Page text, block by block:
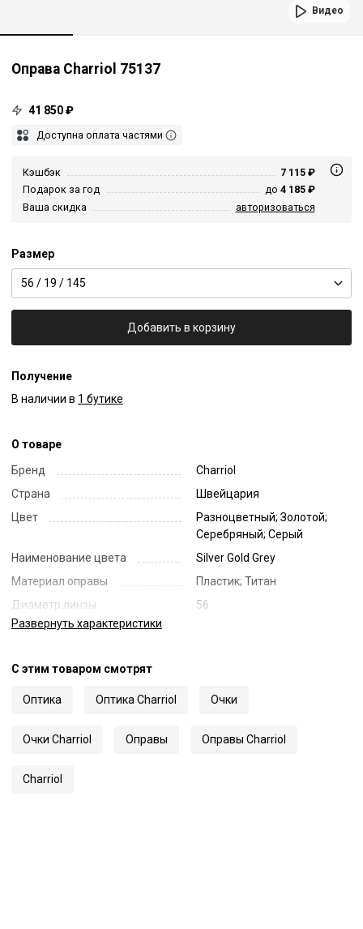
Видео
Оправа Charriol 75137
41 850 ₽
Доступна оплата частями
Кэшбэк
7 115 ₽
Подарок за год
до 4 185 ₽
Ваша скидка
авторизоваться
Размер
56 / 19 / 145
Добавить в корзину
Получение
В наличии в 1 бутике
О товаре
Бренд
Charriol
Страна
Швейцария
Цвет
Разноцветный; Золотой;
Серебряный; Серый
Наименование цвета
Silver Gold Grey
Материал оправы
Пластик; Титан
Диаметр линзы
56
Ширина переносицы
Код
Артикул
75137
Развернуть характеристики
С этим товаром смотрят
Оптика Оптика Charriol Очки
Очки Charriol Оправы Оправы Charriol
Charriol